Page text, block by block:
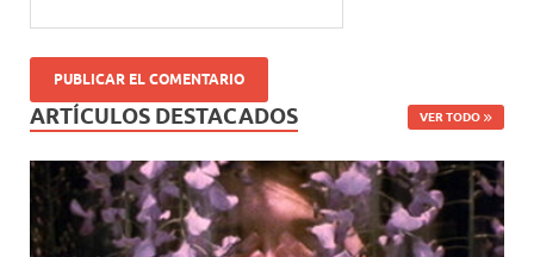
ARTÍCULOS DESTACADOS VER TODO